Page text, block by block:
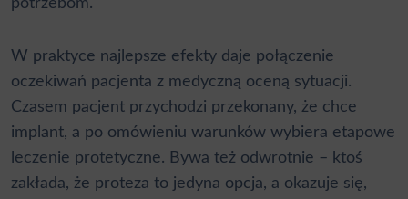
potrzebom.
W praktyce najlepsze efekty daje połączenie
oczekiwań pacjenta z medyczną oceną sytuacji.
Czasem pacjent przychodzi przekonany, że chce
implant, a po omówieniu warunków wybiera etapowe
leczenie protetyczne. Bywa też odwrotnie – ktoś
zakłada, że proteza to jedyna opcja, a okazuje się,